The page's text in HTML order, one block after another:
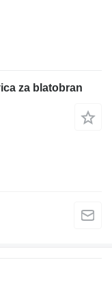
za blatobran